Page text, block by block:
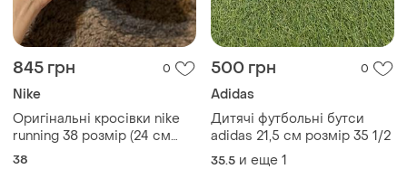
Оригінальні кросівки nike
running 38 розмір (24 см
устілка) б/в сітка
38
Дитячі футбольні бутси
adidas 21,5 см розмір 35 1/2
35.5 и еще 1